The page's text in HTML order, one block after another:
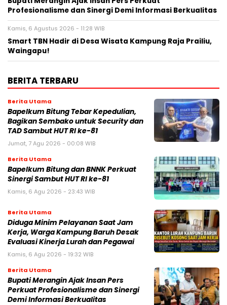
Profesionalisme dan Sinergi Demi Informasi Berkualitas
Kamis, 6 Agustus 2026 - 11:28 WIB
Smart TBN Hadir di Desa Wisata Kampung Raja Prailiu,
Waingapu!
BERITA TERBARU
Berita Utama
Bapelkum Bitung Tebar Kepedulian,
Bagikan Sembako untuk Security dan
TAD Sambut HUT RI ke-81
Jumat, 7 Agu 2026 - 00:08 WIB
Berita Utama
Bapelkum Bitung dan BNNK Perkuat
Sinergi Sambut HUT RI ke-81
Kamis, 6 Agu 2026 - 23:43 WIB
Berita Utama
Diduga Minim Pelayanan Saat Jam
Kerja, Warga Kampung Baruh Desak
Evaluasi Kinerja Lurah dan Pegawai
Kamis, 6 Agu 2026 - 19:32 WIB
Berita Utama
Bupati Merangin Ajak Insan Pers
Perkuat Profesionalisme dan Sinergi
Demi Informasi Berkualitas